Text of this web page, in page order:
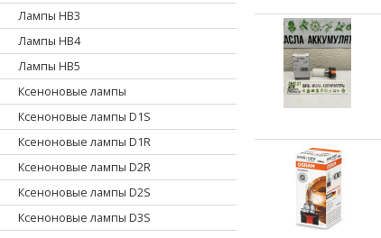
Лампы HB3
Лампы HB4
Лампы HB5
Ксеноновые лампы
Ксеноновые лампы D1S
Ксеноновые лампы D1R
Ксеноновые лампы D2R
Ксеноновые лампы D2S
Ксеноновые лампы D3S